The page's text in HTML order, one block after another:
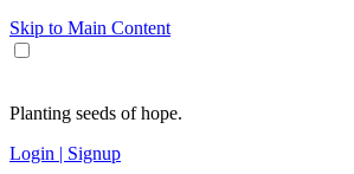
Skip to Main Content
Planting seeds of hope.
Login | Signup